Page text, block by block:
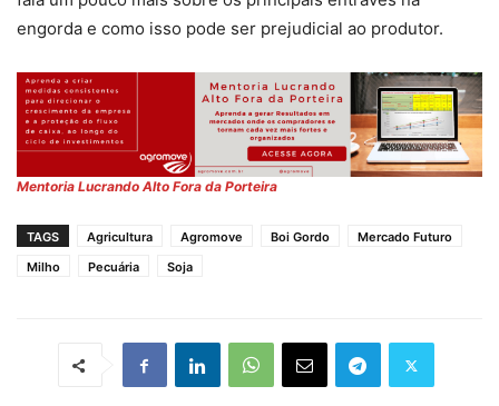
engorda e como isso pode ser prejudicial ao produtor.
Mentoria Lucrando Alto Fora da Porteira
TAGS Agricultura Agromove Boi Gordo
Mercado Futuro
Milho
Pecuária Soja